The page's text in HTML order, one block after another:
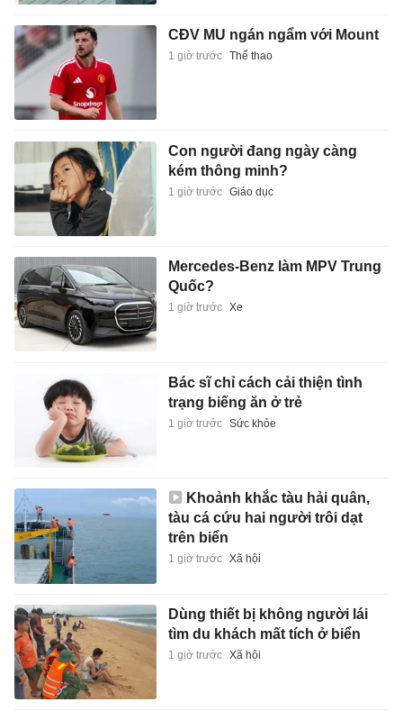
CĐV MU ngán ngẩm với Mount
1 giờ trước Thể thao
Con người đang ngày càng
kém thông minh?
1 giờ trước Giáo dục
Mercedes-Benz làm MPV Trung
Quốc?
1 giờ trước Xe
Bác sĩ chỉ cách cải thiện tình
trạng biếng ăn ở trẻ
1 giờ trước Sức khỏe
Khoảnh khắc tàu hải quân,
tàu cá cứu hai người trôi dạt
trên biển
1 giờ trước Xã hội
Dùng thiết bị không người lái
tìm du khách mất tích ở biển
1 giờ trước Xã hội